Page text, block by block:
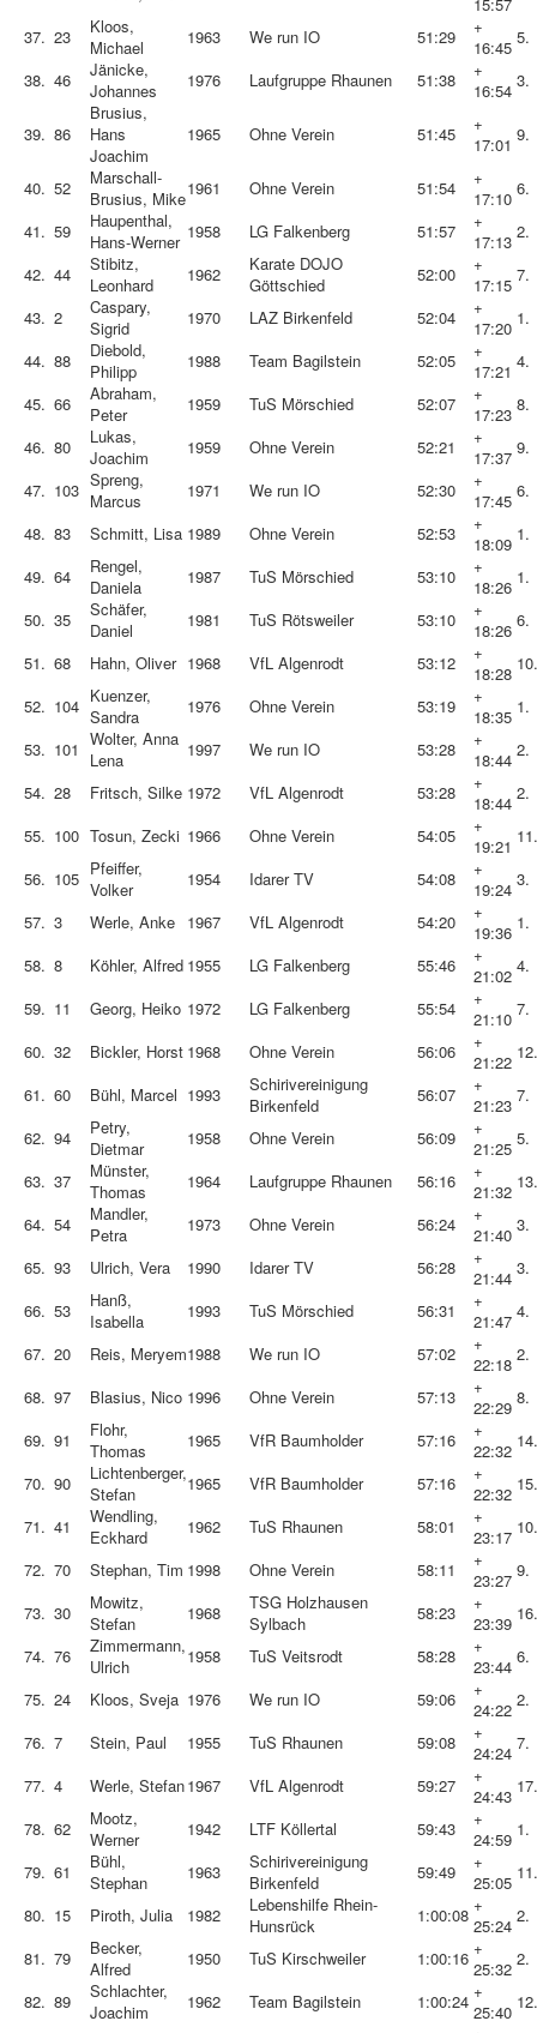
37. 23
Kloos,
Michael
1963 We run IO 51:29
+
16:45 5.
38. 46
Jänicke,
Johannes
1976 Laufgruppe Rhaunen 51:38
+
16:54 3.
39. 86
Brusius,
Hans
Joachim
1965 Ohne Verein 51:45
+
17:01 9.
40. 52
Marschall-
Brusius, Mike1961 Ohne Verein 51:54
+
17:10 6.
41. 59
Haupenthal,
Hans-Werner 1958 LG Falkenberg 51:57
+
17:13 2.
42. 44
Stibitz,
Leonhard
1962
Karate DOJO
Göttschied
52:00
+
17:15 7.
43. 2
Caspary,
Sigrid
1970 LAZ Birkenfeld 52:04
+
17:20 1.
44. 88
Diebold,
Philipp
1988 Team Bagilstein 52:05
+
17:21 4.
45. 66
Abraham,
Peter
1959 TuS Mörschied 52:07
+
17:23 8.
46. 80
Lukas,
Joachim
1959 Ohne Verein 52:21
+
17:37 9.
47. 103 Spreng,
Marcus
1971 We run IO 52:30
+
17:45 6.
48. 83 Schmitt, Lisa 1989 Ohne Verein 52:53
+
18:09 1.
49. 64
Rengel,
Daniela
1987 TuS Mörschied 53:10
+
18:26 1.
50. 35
Schäfer,
Daniel
1981 TuS Rötsweiler 53:10
+
18:26 6.
51. 68 Hahn, Oliver 1968 VfL Algenrodt 53:12
+
18:28 10.
52. 104 Kuenzer,
Sandra
1976 Ohne Verein 53:19
+
18:35 1.
53. 101 Wolter, Anna
Lena
1997 We run IO 53:28
+
18:44 2.
54. 28 Fritsch, Silke 1972 VfL Algenrodt 53:28
+
18:44 2.
55. 100 Tosun, Zecki 1966 Ohne Verein 54:05
+
19:21 11.
56. 105 Pfeiffer,
Volker
1954 Idarer TV 54:08
+
19:24 3.
57. 3 Werle, Anke 1967 VfL Algenrodt 54:20
+
19:36 1.
58. 8 Köhler, Alfred 1955 LG Falkenberg 55:46
+
21:02 4.
59. 11 Georg, Heiko 1972 LG Falkenberg 55:54
+
21:10 7.
60. 32 Bickler, Horst 1968 Ohne Verein 56:06
+
21:22 12.
61. 60 Bühl, Marcel 1993
Schirivereinigung
Birkenfeld
56:07
+
21:23 7.
62. 94
Petry,
Dietmar
1958 Ohne Verein 56:09
+
21:25 5.
63. 37
Münster,
Thomas
1964 Laufgruppe Rhaunen 56:16
+
21:32 13.
64. 54
Mandler,
Petra
1973 Ohne Verein 56:24
+
21:40 3.
65. 93 Ulrich, Vera 1990 Idarer TV 56:28
+
21:44 3.
66. 53
Hanß,
Isabella
1993 TuS Mörschied 56:31
+
21:47 4.
67. 20 Reis, Meryem1988 We run IO 57:02
+
22:18 2.
68. 97 Blasius, Nico 1996 Ohne Verein 57:13
+
22:29 8.
69. 91
Flohr,
Thomas
1965 VfR Baumholder 57:16
+
22:32 14.
70. 90
Lichtenberger,
Stefan
1965 VfR Baumholder 57:16
+
22:32 15.
71. 41
Wendling,
Eckhard
1962 TuS Rhaunen 58:01
+
23:17 10.
72. 70 Stephan, Tim 1998 Ohne Verein 58:11
+
23:27 9.
73. 30
Mowitz,
Stefan
1968
TSG Holzhausen
Sylbach
58:23
+
23:39 16.
74. 76
Zimmermann,
Ulrich
1958 TuS Veitsrodt 58:28
+
23:44 6.
75. 24 Kloos, Sveja 1976 We run IO 59:06
+
24:22 2.
76. 7 Stein, Paul 1955 TuS Rhaunen 59:08
+
24:24 7.
77. 4 Werle, Stefan1967 VfL Algenrodt 59:27
+
24:43 17.
78. 62
Mootz,
Werner
1942 LTF Köllertal 59:43
+
24:59 1.
79. 61
Bühl,
Stephan
1963
Schirivereinigung
Birkenfeld
59:49
+
25:05 11.
80. 15 Piroth, Julia 1982
Lebenshilfe Rhein-
Hunsrück
1:00:08 +
25:24 2.
81. 79
Becker,
Alfred
1950 TuS Kirschweiler 1:00:16 +
25:32 2.
82. 89
Schlachter,
Joachim
1962 Team Bagilstein 1:00:24 +
25:40 12.